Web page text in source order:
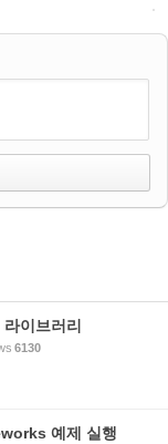
이브러리
6130
예제 실행